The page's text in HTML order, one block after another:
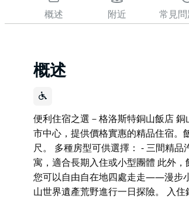
概述 附近 常見
概述
便利住宿之選－格洛斯特銅山飯店
市中心，提供價格實惠的精品住宿。
尺。 多種房型可供選擇： - 三間精
寓，適合長期入住或小型團體 此外
您可以自由自在地四處走走——漫步
山世界遺產荒野進行一日探險。 入住